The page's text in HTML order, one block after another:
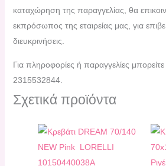
καταχώρηση της παραγγελίας, θα
εκπρόσωπος της εταιρείας μας, για
διευκρινήσεις.
Για πληροφορίες ή παραγγελίες
2315532844.
Σχετικά προϊόντα